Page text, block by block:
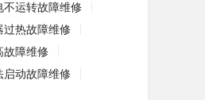
不运转故障维修
过热故障维修
故障维修
启动故障维修